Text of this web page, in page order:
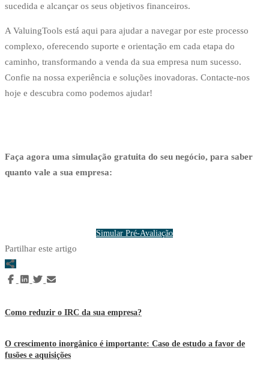
sucedida e alcançar os seus objetivos financeiros.
A ValuingTools está aqui para ajudar a navegar por este processo
complexo, oferecendo suporte e orientação em cada etapa do
caminho, transformando a venda da sua empresa num sucesso.
Confie na nossa experiência e soluções inovadoras. Contacte-nos
hoje e descubra como podemos ajudar!
Faça agora uma simulação gratuita do seu negócio, para saber
quanto vale a sua empresa:
Simular Pré-Avaliação
Partilhar este artigo
Como reduzir o IRC da sua empresa?
O crescimento inorgânico é importante: Caso de estudo a favor de
fusões e aquisições